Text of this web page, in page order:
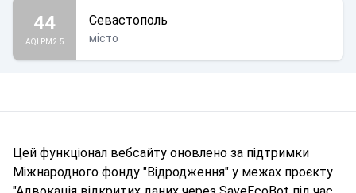
44
AQI PM2.5
Севастополь
місто
Цей функціонал вебсайту оновлено за підтримки
Міжнародного фонду "Відродження" у межах проєкту